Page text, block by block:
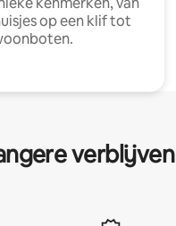
op een klif tot
verblijven